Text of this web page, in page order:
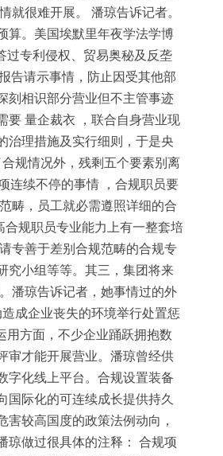
就很难开展。 潘琼告诉记者。
算。美国埃默里年夜学法学博
过专利侵权、贸易奥秘及反垄
告请示事情，防止因受其他部
刻相识部分营业但不主管事迹
要 量企裁衣 ，联合自身营业现
治理措施及实行细则，于是央
规情况外，残剩五个要素别离
连续不停的事情 ，合规职员要
畴，员工就必需遵照详细的合
规职员专业能力上有一整套培
专善于差别合规范畴的合规专
究小组等等。其三，集团将来
潘琼告诉记者，她事情过的外
成企业丧失的环境举行处置惩
用方面，不少企业踊跃拥抱数
审才能开展营业。潘琼曾经供
字化线上平台。合规设置装备
国际化的可连续成长提供持久
较高国度的政策法例动向，
琼做过很具体的注释： 合规项